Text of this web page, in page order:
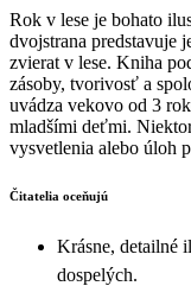
Rok v lese je bohato
dvojstrana predstavuje
zvierat v lese. Kniha
zásoby, tvorivosť a
uvádza vekovo od 3
mladšími deťmi.
vysvetlenia alebo úloh
Čitatelia oceňujú
Krásne, detailné
dospelých.